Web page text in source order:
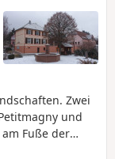
Zwei
und
Fuße der